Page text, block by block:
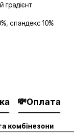
градієнт
спандекс 10%
💸Оплата
комбінезони